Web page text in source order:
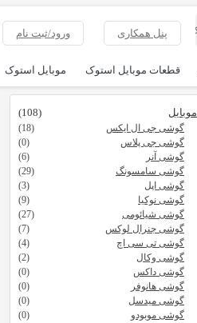
پنل همکاری ورود/ثبت نام
قطعات موبایل استوک موبایل استوک
موبایل (108)
گوشی جی ال ایکس
(18)
گوشی جی پلاس
(0)
گوشی آنر
(6)
گوشی سامسونگ
(29)
گوشی اپل
(3)
گوشی نوکیا
(9)
گوشی شیائومی
(27)
گوشی جنرال لوکس
(7)
گوشی تی سی اچ
(4)
گوشی وکال
(2)
گوشی داکس
(0)
گوشی هانوفر
(0)
گوشی میدسل
(0)
گوشی موبودو
(0)